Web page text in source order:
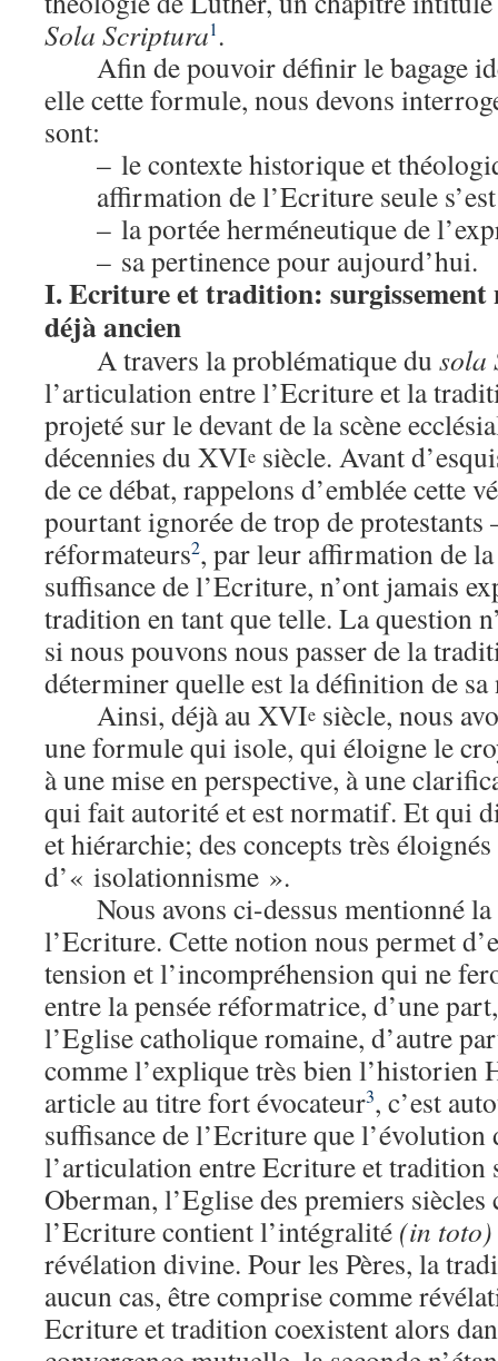
Sola Scriptura1 .
Afin de pouvoir définir le bagage
elle cette formule, nous devons
sont:
– le contexte historique et
affirmation de l’Ecriture seule
– la portée herméneutique de
– sa pertinence pour aujourd’hui.
I. Ecriture et tradition: surgissement
déjà ancien
A travers la problématique dusola
l’articulation entre l’Ecriture et la
projeté sur le devant de la scène
décennies du XVIe siècle. Avant
de ce débat, rappelons d’emblée cette
pourtant ignorée de trop de protestants
réformateurs2, par leur affirmation de
suffisance de l’Ecriture, n’ont jamais
tradition en tant que telle. La question
si nous pouvons nous passer de la
déterminer quelle est la définition de sa
Ainsi, déjà au XVIe siècle, nous
une formule qui isole, qui éloigne le
à une mise en perspective, à une
qui fait autorité et est normatif. Et qui
et hiérarchie; des concepts très
d’« isolationnisme ».
Nous avons ci-dessus mentionné
l’Ecriture. Cette notion nous permet
tension et l’incompréhension qui ne
entre la pensée réformatrice, d’une
l’Eglise catholique romaine, d’autre
comme l’explique très bien l’historien
article au titre fort évocateur3, c’est
suffisance de l’Ecriture que l’évolution
l’articulation entre Ecriture et tradition
Oberman, l’Eglise des premiers siècles
l’Ecriture contient l’intégralité (in toto)
révélation divine. Pour les Pères, la
aucun cas, être comprise comme
Ecriture et tradition coexistent alors